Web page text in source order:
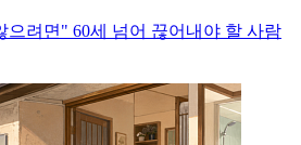
으려면" 60세 넘어 끊어내야 할 사람